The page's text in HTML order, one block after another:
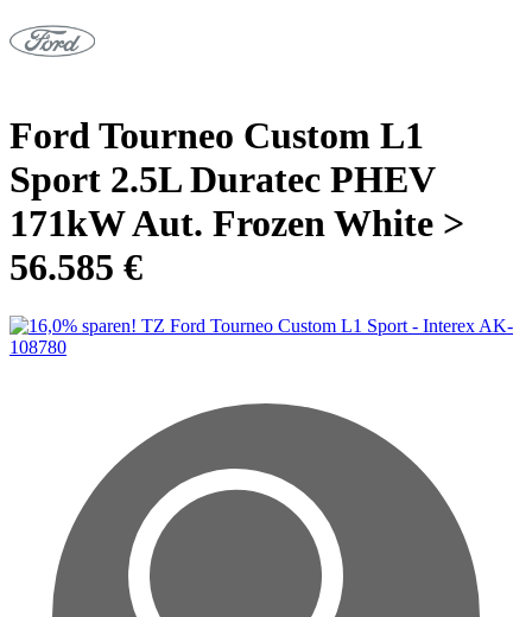
Ford Tourneo Custom L1
Sport 2.5L Duratec PHEV
171kW Aut. Frozen White >
56.585 €